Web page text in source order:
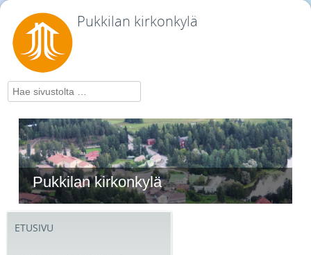
Pukkilan kirkonkylä
Hae
Pukkilan kirkonkylä
ETUSIVU